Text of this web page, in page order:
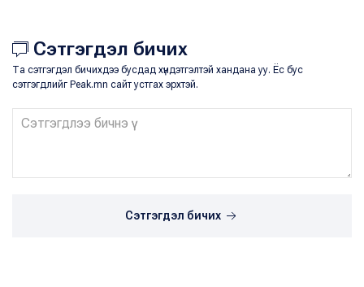
Сэтгэгдэл бичих
Та сэтгэгдэл бичихдээ бусдад хүндэтгэлтэй хандана уу. Ёс бус
сэтгэгдлийг Peak.mn сайт устгах эрхтэй.
Сэтгэгдэл бичих